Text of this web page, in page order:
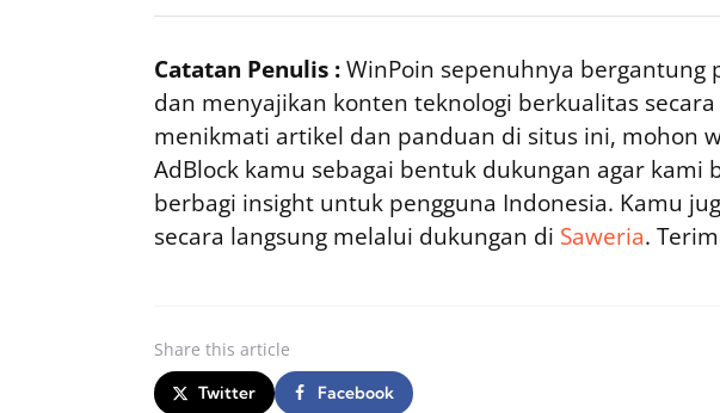
Catatan Penulis :WinPoin sepenuhnya
dan menyajikan konten teknologi berkualitas
menikmati artikel dan panduan di situs ini, mohon
AdBlock kamu sebagai bentuk dukungan agar kami
berbagi insight untuk pengguna Indonesia. Kamu
secara langsung melalui dukungan di Saweria.
Share this article
Twitter Facebook